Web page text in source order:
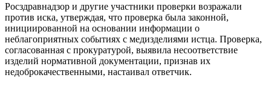
Росздравнадзор и другие участники проверки возражали
против иска, утверждая, что проверка была законной,
инициированной на основании информации о
неблагоприятных событиях с медизделиями истца. Проверка,
согласованная с прокуратурой, выявила несоответствие
изделий нормативной документации, признав их
недоброкачественными, настаивал ответчик.